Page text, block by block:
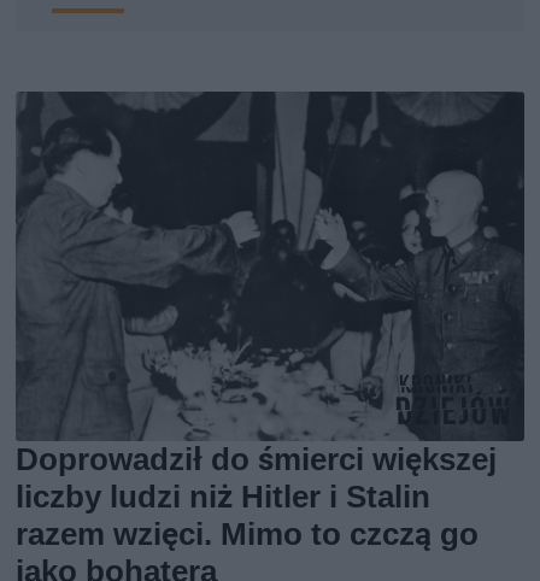
Doprowadził do śmierci większej
liczby ludzi niż Hitler i Stalin
razem wzięci. Mimo to czczą go
jako bohatera